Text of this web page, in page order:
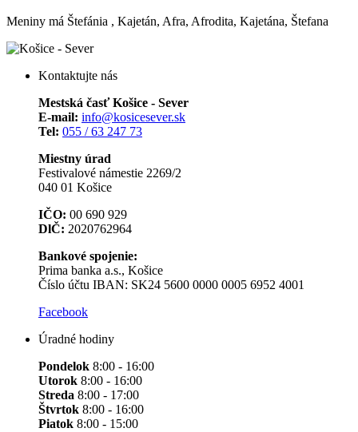
Meniny má Štefánia , Kajetán, Afra, Afrodita, Kajetána, Štefana
Kontaktujte nás
Mestská časť Košice - Sever
E-mail: info@kosicesever.sk
Tel: 055 / 63 247 73
Miestny úrad
Festivalové námestie 2269/2
040 01 Košice
IČO: 00 690 929
DlČ: 2020762964
Bankové spojenie:
Prima banka a.s., Košice
Číslo účtu IBAN: SK24 5600 0000 0005 6952 4001
Facebook
Úradné hodiny
Pondelok 8:00 - 16:00
Utorok 8:00 - 16:00
Streda 8:00 - 17:00
Štvrtok 8:00 - 16:00
Piatok 8:00 - 15:00